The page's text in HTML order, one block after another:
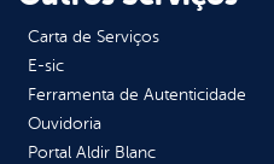
Carta de Serviços
E-sic
Ferramenta de Autenticidade
Ouvidoria
Portal Aldir Blanc